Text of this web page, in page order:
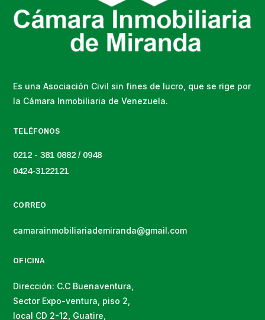
Es una Asociación Civil sin fines de lucro, que se rige por
la Cámara Inmobiliaria de Venezuela.
TELÉFONOS
0212 - 381 0882 / 0948
0424-3122121
CORREO
camarainmobiliariademiranda@gmail.com
OFICINA
Dirección: C.C Buenaventura,
Sector Expo-ventura, piso 2,
local CD 2-12, Guatire,